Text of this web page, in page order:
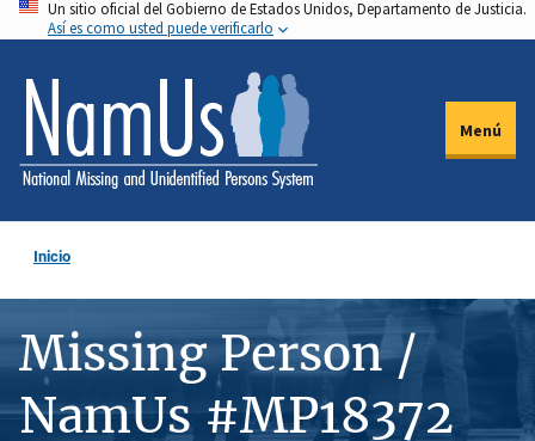
Pasar
al
contenido
principal
Un sitio oficial del Gobierno de Estados Unidos, Departamento de Justicia.
Así es como usted puede verificarlo
Menú
Inicio
Missing Person /
NamUs #MP18372